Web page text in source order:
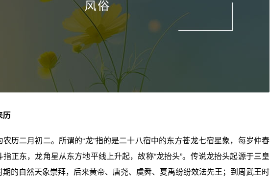
历
历二月初二。所谓的“龙”指的是二十八宿中的东方苍龙七宿星象，每岁仲春
指正东，龙角星从东方地平线上升起，故称“龙抬头”。传说龙抬头起源于三皇
期的自然天象崇拜，后来黄帝、唐尧、虞舜、夏禹纷纷效法先王；到周武王时